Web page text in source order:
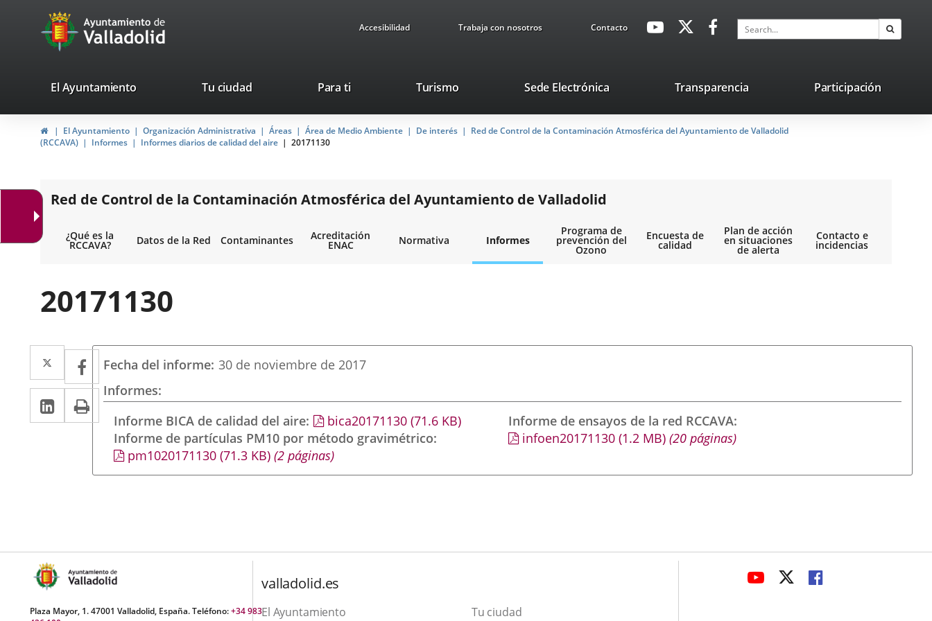
Portal
Web
Ayuntamiento
de
Valladolid
Accesibilidad Trabaja con nosotros ContactoavaHeaderSocial
Link
Link
application.
application.
Search
valladolid.es
El Ayuntamiento Tu ciudad Para ti TurismoThis
will
open
up
window.
Sede ElectrónicaLink
external
application.
Transparencia Participación
HomeEl Ayuntamiento Organización Administrativa Áreas Área de Medio Ambiente De interés
Red de Control de la Contaminación Atmosférica del Ayuntamiento de Valladolid
(RCCAVA)
Informes Informes diarios de calidad del aire 20171130
Red de Control de la Contaminación Atmosférica del Ayuntamiento de Valladolid
¿Qué es la
RCCAVA? Datos de la Red Contaminantes Acreditación
ENAC Normativa Informes
Programa de
prevención del
Ozono
Encuesta de
calidad
Plan de acción
en situaciones
de alerta
Contacto e
incidencias
20171130
Twitter
Enlace
a
una
aplicación
externa.
Facebook
Enlace
a
una
aplicación
externa.
Linkedin
Enlace
a
aplicación
Print
Fecha del informe 30 de noviembre de 2017
Informes
Informe BICA de calidad del aire
bica20171130(71.6 KB)
Informe de partículas PM10 por método gravimétrico
pm1020171130(71.3 KB)(2 páginas)
Informe de ensayos de la red RCCAVA
infoen20171130 (1.2 MB) (20 páginas)
Plaza Mayor, 1. 47001 Valladolid, España. Teléfono:+34 983
valladolid.es
El Ayuntamiento Tu ciudad
LINK
LINKLINK